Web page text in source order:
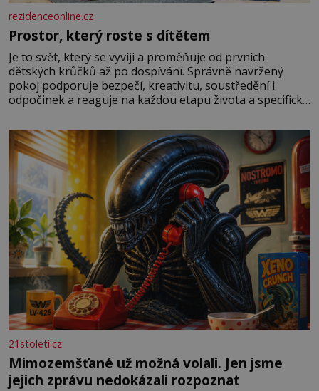
rezidenceonline.cz
Prostor, který roste s dítětem
Je to svět, který se vyvíjí a proměňuje od prvních
dětských krůčků až po dospívání. Správně navržený
pokoj podporuje bezpečí, kreativitu, soustředění i
odpočinek a reaguje na každou etapu života a specifické
měkkost a bezpečí, proto by pokoj miminka měl působit
především klidně a útulně. Předškolní věk je
21stoleti.cz
Mimozemšťané už možná volali. Jen jsme
jejich zprávu nedokázali rozpoznat